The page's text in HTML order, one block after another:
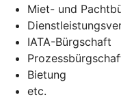
Miet- und
IATA-Bürgschaft
Bietung
etc.